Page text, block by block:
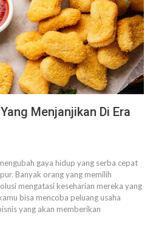
Menjanjikan Di Era
gaya hidup yang serba cepat
Banyak orang yang memilih
mengatasi keseharian mereka yang
bisa mencoba peluang usaha
yang akan memberikan